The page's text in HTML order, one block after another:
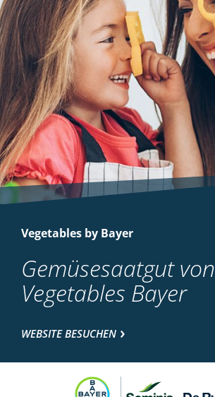
Vegetables by Bayer
Gemüsesaatgut von
Vegetables Bayer
WEBSITE BESUCHEN